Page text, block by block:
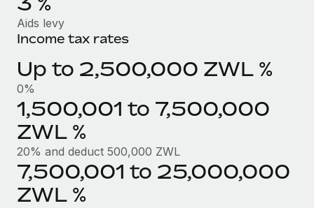
Création d’entité
Établissez des entités rapidement et en toute
conformité
Mobilité et déménagement international
Organisez facilement le déménagement de vos
employés
Avantages sociaux
Gérez facilement les avantages sociaux
Explorer le blog
BLOG
Intégrations Gusto et Xero et Gestion des
freelances Plus
Remote a toujours pour mission d'aider les entreprises de
toute taille à embaucher, gérer et payer...
En savoir plus
Aids levy
Income tax rates
Up to 2,500,000 ZWL %
0%
1,500,001 to 7,500,000
ZWL %
20% and deduct 500,000 ZWL
7,500,001 to 25,000,000
ZWL %